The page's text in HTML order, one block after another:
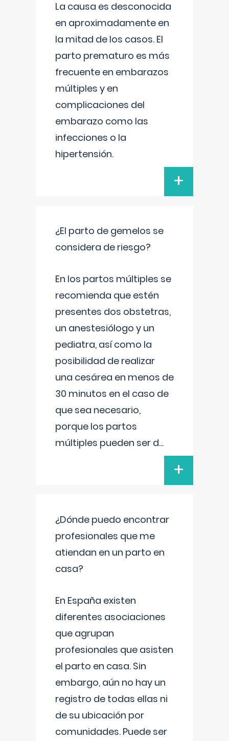
La causa es desconocida
en aproximadamente en
la mitad de los casos. El
parto prematuro es más
frecuente en embarazos
múltiples y en
complicaciones del
embarazo como las
infecciones o la
hipertensión.
+
¿El parto de gemelos se
considera de riesgo?
En los partos múltiples se
recomienda que estén
presentes dos obstetras,
un anestesiólogo y un
pediatra, así como la
posibilidad de realizar
una cesárea en menos de
30 minutos en el caso de
que sea necesario,
porque los partos
múltiples pueden ser d...
+
¿Dónde puedo encontrar
profesionales que me
atiendan en un parto en
casa?
En España existen
diferentes asociaciones
que agrupan
profesionales que asisten
el parto en casa. Sin
embargo, aún no hay un
registro de todas ellas ni
de su ubicación por
comunidades. Puede ser